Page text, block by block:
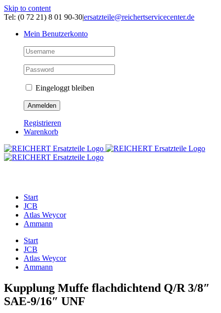
Skip to content
Tel: (0 72 21) 8 01 90-30|ersatzteile@reichertservicecenter.de
Mein Benutzerkonto
Eingeloggt bleiben
Registrieren
Warenkorb
Start
JCB
Atlas Weycor
Ammann
Start
JCB
Atlas Weycor
Ammann
Kupplung Muffe flachdichtend Q/R 3/8″
SAE-9/16″ UNF